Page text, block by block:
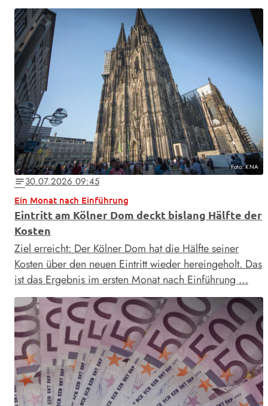
Foto: KNA
notes30.07.2026 09:45
Ein Monat nach Einführung
Eintritt am Kölner Dom deckt bislang Hälfte der
Kosten
Ziel erreicht: Der Kölner Dom hat die Hälfte seiner
Kosten über den neuen Eintritt wieder hereingeholt. Das
ist das Ergebnis im ersten Monat nach Einführung …